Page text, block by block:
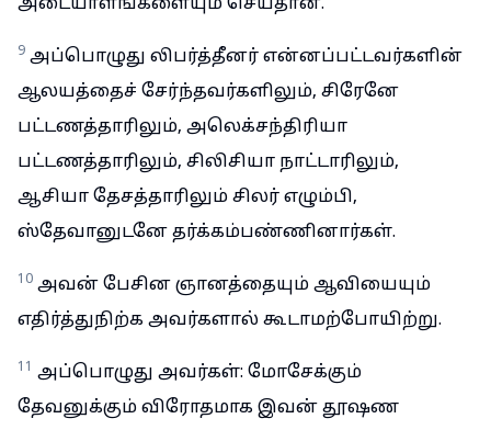
அடையாளங்களையும் செய்தான்.
9 அப்பொழுது லிபர்த்தீனர் என்னப்பட்டவர்களின்
ஆலயத்தைச் சேர்ந்தவர்களிலும், சிரேனே
பட்டணத்தாரிலும், அலெக்சந்திரியா
பட்டணத்தாரிலும், சிலிசியா நாட்டாரிலும்,
ஆசியா தேசத்தாரிலும் சிலர் எழும்பி,
ஸ்தேவானுடனே தர்க்கம்பண்ணினார்கள்.
10 அவன் பேசின ஞானத்தையும் ஆவியையும்
எதிர்த்துநிற்க அவர்களால் கூடாமற்போயிற்று.
11 அப்பொழுது அவர்கள்: மோசேக்கும்
தேவனுக்கும் விரோதமாக இவன் தூஷண